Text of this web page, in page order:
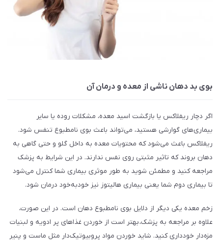
بوی بد دهان ناشی از معده و درمان آن
اگر دچار ریفلاکس یا بازگشت اسید معده، مشکلات روده یا سایر
بیماری‌های گوارشی هستید، می‌تواند باعث بوی نامطبوع تنفس شود.
ریفلاکس باعث می‌شود که محتویات معده به داخل گلو و حتی گاهی به
دهان بروند که تاثیر مثبتی روی نفس ندارند. در این شرایط به پزشک
مراجعه کنید و مطمئن شوید به طور موثری بیماری شما کنترل می‌شود
تا بیماری دوم شما یعنی بیماری هالیتوز نیز خودبه‌خود درمان شود.
زخم معده یکی دیگر از دلایل بوی نامطبوع دهان است. در این صورت،
علاوه بر مراجعه به پزشک، بهتر است از خوردن غذاهای پر ادویه و لبنیات
مزه‌دار خودداری کنید. شاید خوردن مواد پروبیوتیک‌دار مثل ماست و پنیر